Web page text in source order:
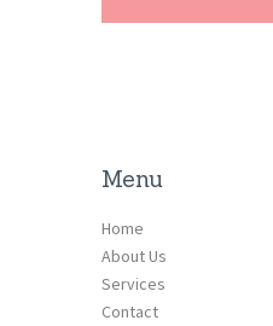
Menu
Home
About Us
Services
Contact